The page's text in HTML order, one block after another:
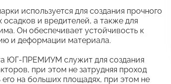
используется для создания прочного
и вредителей, а также для
Он обеспечивает устойчивость к
и деформации материала.
ЮГ-ПРЕМИУМ служит для создания
при этом не затрудняя проход
его на больших площадях, при этом не